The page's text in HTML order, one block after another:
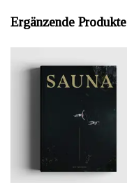
Ergänzende Produkte